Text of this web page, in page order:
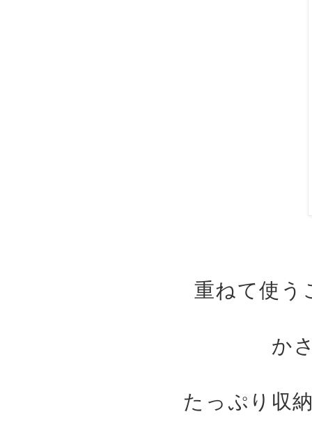
重ねて使う
か
たっぷり収